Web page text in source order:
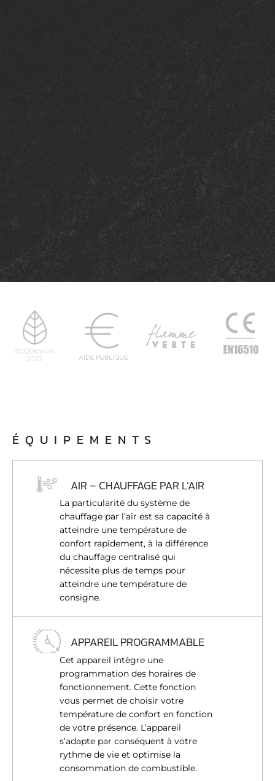
ÉQUIPEMENTS
AIR – CHAUFFAGE PAR L’AIR
La particularité du système de
chauffage par l’air est sa capacité à
atteindre une température de
confort rapidement, à la différence
du chauffage centralisé qui
nécessite plus de temps pour
atteindre une température de
consigne.
APPAREIL PROGRAMMABLE
Cet appareil intègre une
programmation des horaires de
fonctionnement. Cette fonction
vous permet de choisir votre
température de confort en fonction
de votre présence. L’appareil
s’adapte par conséquent à votre
rythme de vie et optimise la
consommation de combustible.